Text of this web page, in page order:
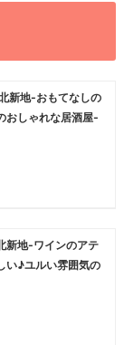
新地-おもてなしの
おしゃれな居酒屋-
新地-ワインのアテ
い♪ユルい雰囲気の